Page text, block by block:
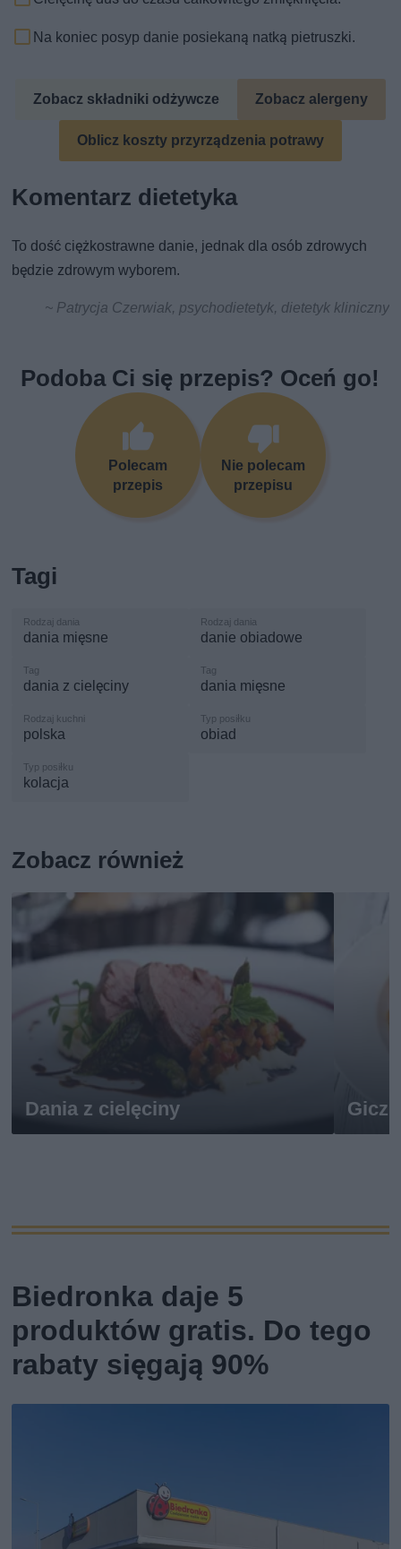
Na koniec posyp danie posiekaną natką pietruszki.
Zobacz składniki odżywcze Zobacz alergeny
Oblicz koszty przyrządzenia potrawy
Komentarz dietetyka
To dość ciężkostrawne danie, jednak dla osób zdrowych
będzie zdrowym wyborem.
~ Patrycja Czerwiak, psychodietetyk, dietetyk kliniczny
Podoba Ci się przepis? Oceń go!
Polecam
przepis
Nie polecam
przepisu
Tagi
dania mięsne danie obiadowe
dania z cielęciny dania mięsne
polska obiad
kolacja
Zobacz również
Dania z cielęciny Gicz
Biedronka daje 5
produktów gratis. Do tego
rabaty sięgają 90%